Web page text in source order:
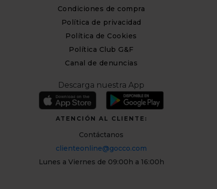
Condiciones de compra
Política de privacidad
Política de Cookies
Política Club G&F
Canal de denuncias
Descarga nuestra App
ATENCIÓN AL CLIENTE:
Contáctanos
clienteonline@gocco.com
Lunes a Viernes de 09:00h a 16:00h